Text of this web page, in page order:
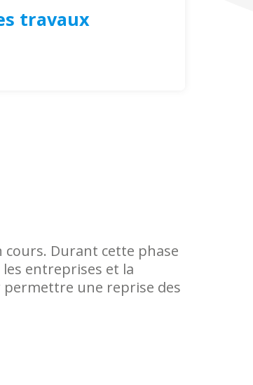
travaux
cours. Durant cette phase
entreprises et la
une reprise des